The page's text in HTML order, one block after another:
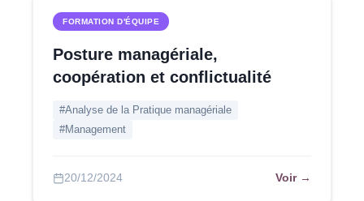
FORMATION D'ÉQUIPE
Posture managériale,
coopération et conflictualité
#Analyse de la Pratique managériale
#Management
20/12/2024 Voir →